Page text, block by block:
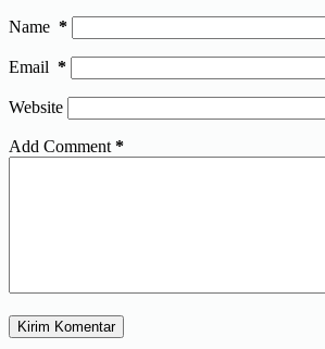
Name *
Email *
Website
Add Comment *
Kirim Komentar